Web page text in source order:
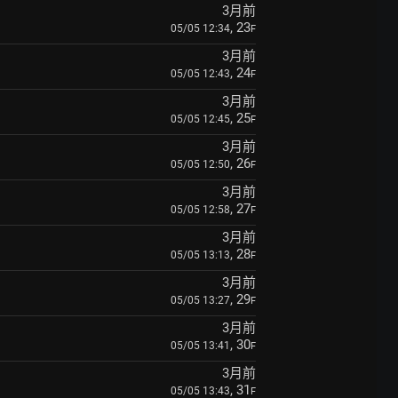
3月前
05/05 12:34, 23F
3月前
05/05 12:43, 24F
3月前
05/05 12:45, 25F
3月前
05/05 12:50, 26F
3月前
05/05 12:58, 27F
3月前
05/05 13:13, 28F
3月前
05/05 13:27, 29F
3月前
05/05 13:41 , 30F
3月前
05/05 13:43, 31 F